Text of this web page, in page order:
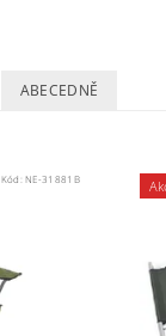
ABECEDNĚ
Kód:NE-31881B